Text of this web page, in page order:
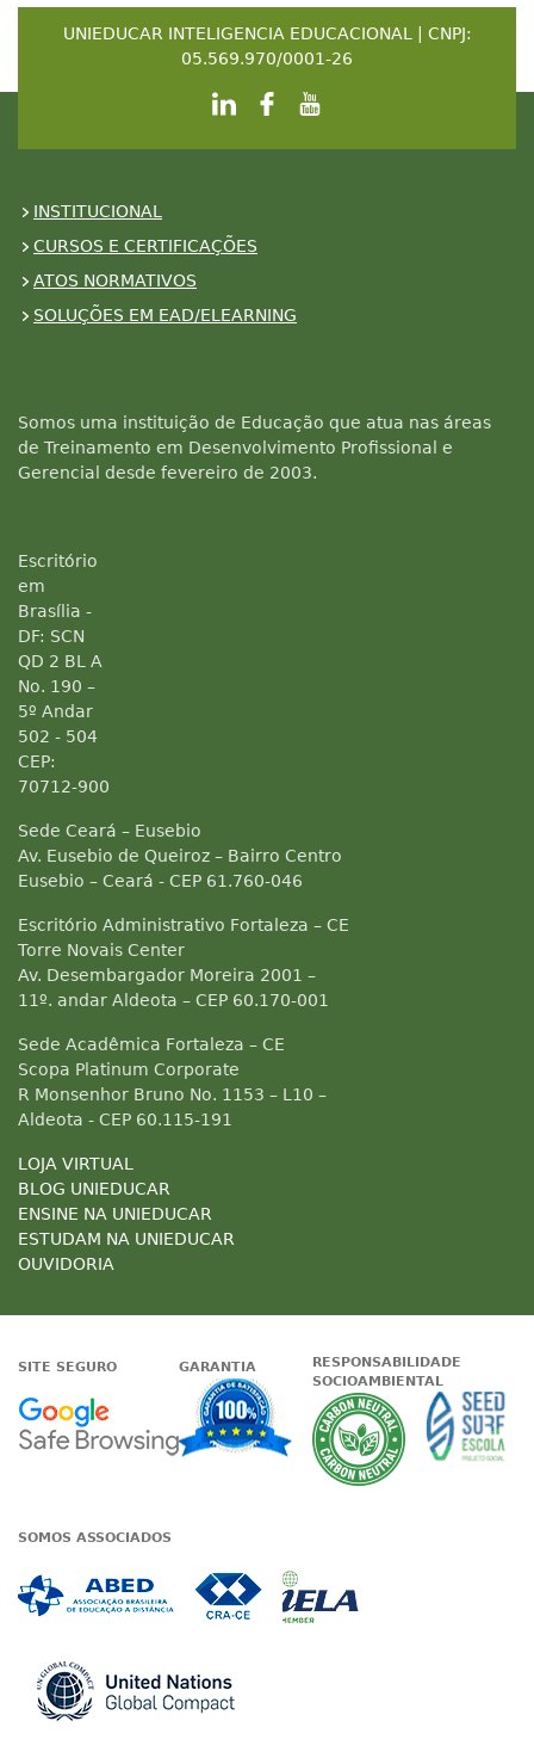
UNIEDUCAR INTELIGENCIA EDUCACIONAL | CNPJ:
05.569.970/0001-26
INSTITUCIONAL
CURSOS E CERTIFICAÇÕES
ATOS NORMATIVOS
SOLUÇÕES EM EAD/ELEARNING
Somos uma instituição de Educação que atua nas áreas
de Treinamento em Desenvolvimento Profissional e
Gerencial desde fevereiro de 2003.
Escritório
em
Brasília -
DF: SCN
QD 2 BL A
No. 190 –
5º Andar
502 - 504
CEP:
70712-900
Sede Ceará – Eusebio
Av. Eusebio de Queiroz – Bairro Centro
Eusebio – Ceará - CEP 61.760-046
Escritório Administrativo Fortaleza – CE
Torre Novais Center
Av. Desembargador Moreira 2001 –
11º. andar Aldeota – CEP 60.170-001
Sede Acadêmica Fortaleza – CE
Scopa Platinum Corporate
R Monsenhor Bruno No. 1153 – L10 –
Aldeota - CEP 60.115-191
LOJA VIRTUAL
BLOG UNIEDUCAR
ENSINE NA UNIEDUCAR
ESTUDAM NA UNIEDUCAR
OUVIDORIA
SITE SEGURO
Google - Status do site no
GARANTIA
Garantia de
RESPONSABILIDADE
SOCIOAMBIENTAL
A
SOMOS ASSOCIADOS